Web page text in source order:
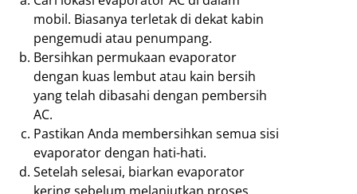
mobil. Biasanya terletak di dekat kabin
pengemudi atau penumpang.
Bersihkan permukaan evaporator
dengan kuas lembut atau kain bersih
yang telah dibasahi dengan pembersih
AC.
Pastikan Anda membersihkan semua sisi
evaporator dengan hati-hati.
Setelah selesai, biarkan evaporator